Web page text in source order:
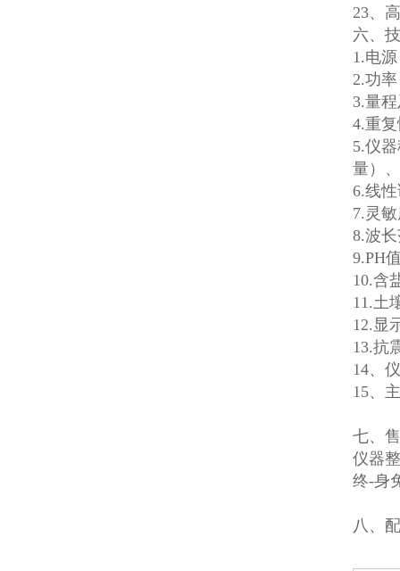
23、
六、
1.电
2.功
3.量
4.重
5.仪
量）
6.线
7.灵
8.波
9.PH
10.含
11.土
12.显
13.抗
14、
15、
七、
仪器
终-身
八、